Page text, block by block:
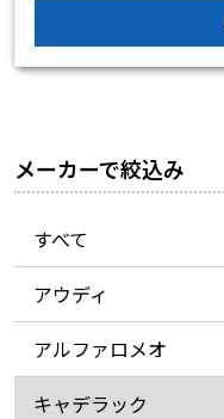
メーカーで絞込み
すべて
アウディ
アルファロメオ
キャデラック